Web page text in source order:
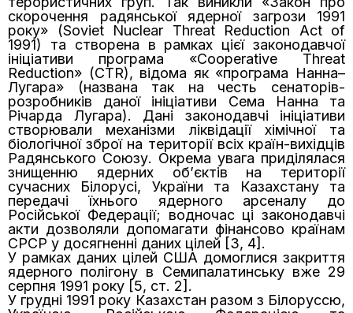
скорочення радянської ядерної загрози 1991
року» (Soviet Nuclear Threat Reduction Act of
1991) та створена в рамках цієї законодавчої
ініціативи програма «Cooperative Threat
Reduction» (CTR), відома як «програма Нанна–
Лугара» (названа так на честь сенаторів-
розробників даної ініціативи Сема Нанна та
Річарда Лугара). Дані законодавчі ініціативи
створювали механізми ліквідації хімічної та
біологічної зброї на території всіх країн-вихідців
Радянського Союзу. Окрема увага приділялася
знищенню ядерних об’єктів на території
сучасних Білорусі, України та Казахстану та
передачі їхнього ядерного арсеналу до
Російської Федерації; водночас ці законодавчі
акти дозволяли допомагати фінансово країнам
СРСР у досягненні даних цілей [3, 4].
У рамках даних цілей США домоглися закриття
ядерного полігону в Семипалатинську вже 29
серпня 1991 року [5, ст. 2].
У грудні 1991 року Казахстан разом з Білоруссю,